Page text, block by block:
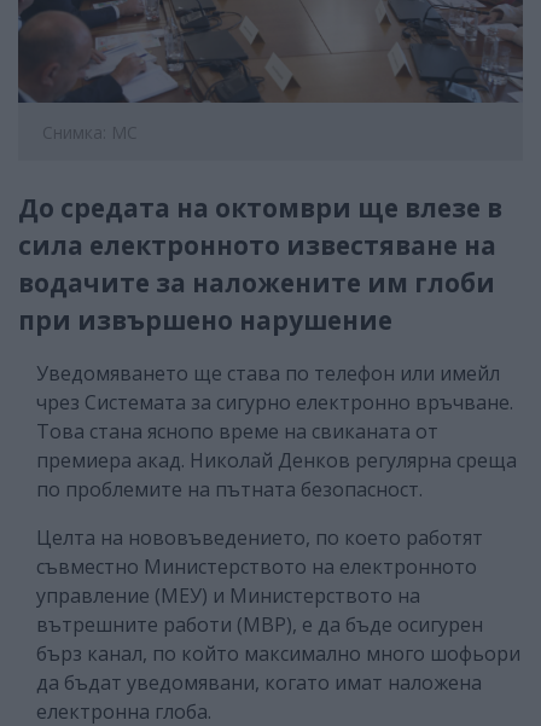
Снимка: МС
До средата на октомври ще влезе в
сила електронното известяване на
водачите за наложените им глоби
при извършено нарушение
Уведомяването ще става по телефон или имейл
чрез Системата за сигурно електронно връчване.
Това стана яснопо време на свиканата от
премиера акад. Николай Денков регулярна среща
по проблемите на пътната безопасност.
Целта на нововъведението, по което работят
съвместно Министерството на електронното
управление (МЕУ) и Министерството на
вътрешните работи (МВР), е да бъде осигурен
бърз канал, по който максимално много шофьори
да бъдат уведомявани, когато имат наложена
електронна глоба.